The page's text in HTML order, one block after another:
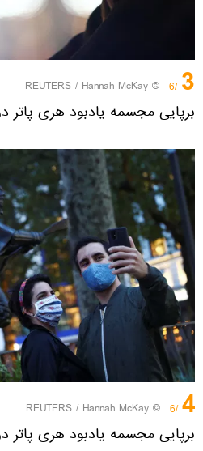
3
/6
©
REUTERS / Hannah McKay
برپایی مجسمه یادبود هری پاتر
4
/6
©
REUTERS / Hannah McKay
برپایی مجسمه یادبود هری پاتر